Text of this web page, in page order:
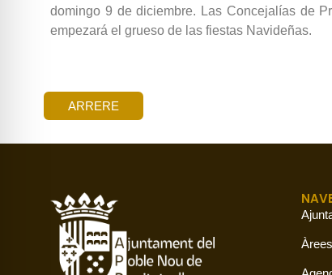
domingo 9 de diciembre. Las Concejalías de
empezará el grueso de las fiestas Navideñas.
ARRERE